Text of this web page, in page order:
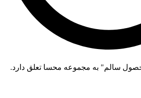
سالم" به مجموعه محسا تعلق دارد.